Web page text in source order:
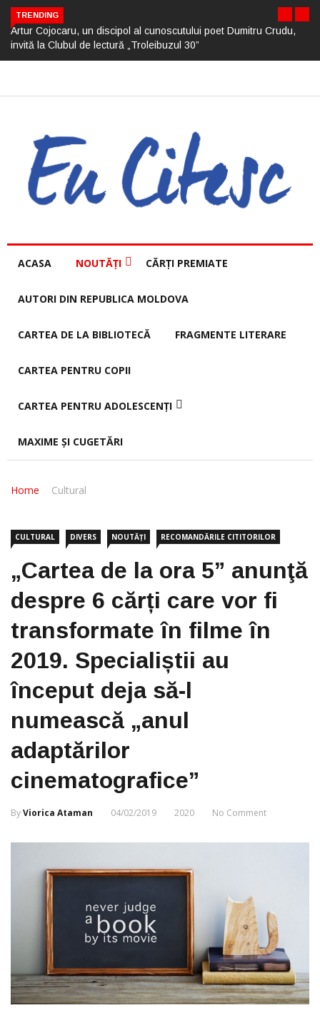
TRENDING
Artur Cojocaru, un discipol al cunoscutului poet Dumitru Crudu,
invită la Clubul de lectură „Troleibuzul 30”
ACASA NOUTĂȚI CĂRȚI PREMIATE
AUTORI DIN REPUBLICA MOLDOVA
CARTEA DE LA BIBLIOTECĂ FRAGMENTE LITERARE
CARTEA PENTRU COPII
CARTEA PENTRU ADOLESCENȚI
MAXIME ȘI CUGETĂRI
Home Cultural
CULTURAL DIVERS NOUTĂȚI RECOMANDĂRILE CITITORILOR
„Cartea de la ora 5” anunţă
despre 6 cărți care vor fi
transformate în filme în
2019. Specialiștii au
început deja să-l
numească „anul
adaptărilor
cinematografice”
ByViorica Ataman 04/02/2019 2020 No Comment